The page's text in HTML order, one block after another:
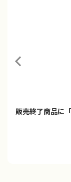
販売終了商品に